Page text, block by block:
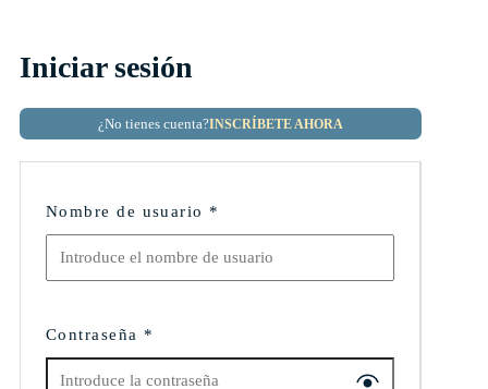
Iniciar sesión
¿No tienes cuenta?INSCRÍBETE AHORA
Nombre de usuario *
Contraseña *